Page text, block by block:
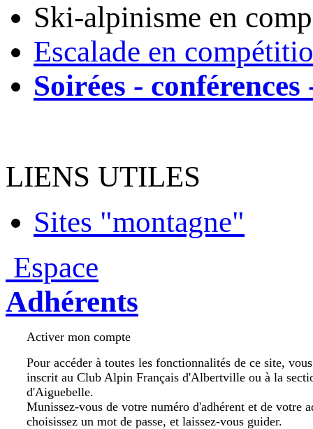
Ski-alpinisme en
Escalade en
Soirées - conférences
LIENS UTILES
Sites "montagne"
Espace
Adhérents
Activer mon compte
Pour accéder à toutes les fonctionnalités de ce site,
inscrit au Club Alpin Français d'Albertville ou à la
d'Aiguebelle.
Munissez-vous de votre numéro d'adhérent et de votre
choisissez un mot de passe, et laissez-vous guider.